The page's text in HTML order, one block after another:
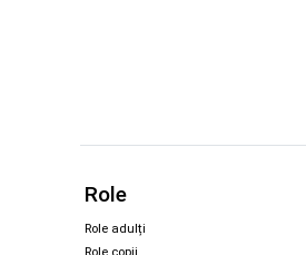
Role
Role adulți
Role copii